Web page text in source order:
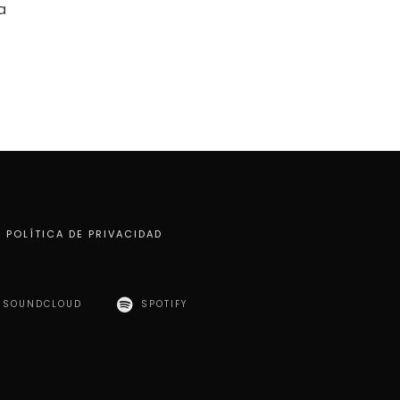
POLÍTICA DE PRIVACIDAD
SOUNDCLOUD SPOTIFY